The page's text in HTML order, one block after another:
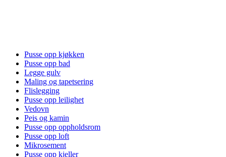
Pusse opp kjøkken
Pusse opp bad
Legge gulv
Maling og tapetsering
Flislegging
Pusse opp leilighet
Vedovn
Peis og kamin
Pusse opp oppholdsrom
Pusse opp loft
Mikrosement
Pusse opp kjeller